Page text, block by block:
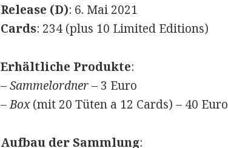
Release (D): 6. Mai 2021
Cards: 234 (plus 10 Limited Editions)
Erhältliche Produkte:
–Sammelordner– 3 Euro
–Box(mit 20 Tüten a 12 Cards) – 40 Euro
Aufbau der Sammlung: